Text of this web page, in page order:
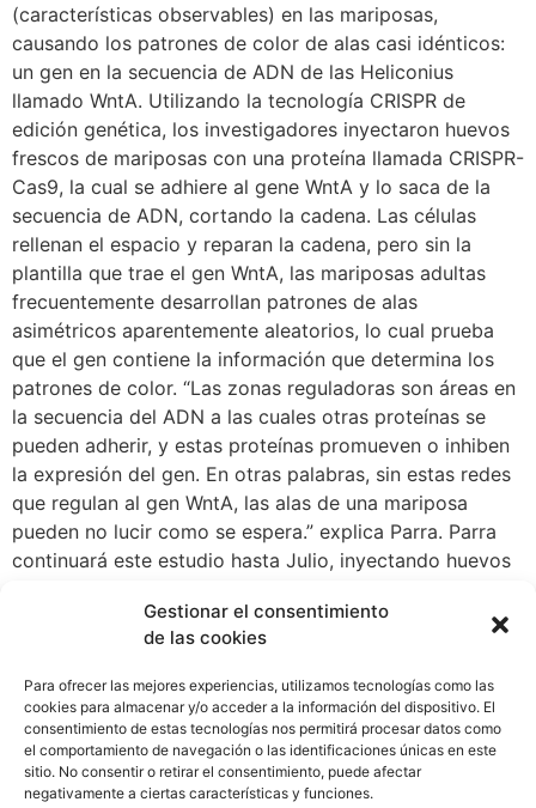
Gestionar el consentimiento
de las cookies
Para ofrecer las mejores experiencias, utilizamos tecnologías como las
cookies para almacenar y/o acceder a la información del dispositivo. El
consentimiento de estas tecnologías nos permitirá procesar datos como
el comportamiento de navegación o las identificaciones únicas en este
sitio. No consentir o retirar el consentimiento, puede afectar
negativamente a ciertas características y funciones.
(características observables) en las mariposas,
causando los patrones de color de alas casi idénticos:
un gen en la secuencia de ADN de las Heliconius
llamado WntA. Utilizando la tecnología CRISPR de
edición genética, los investigadores inyectaron huevos
frescos de mariposas con una proteína llamada CRISPR-
Cas9, la cual se adhiere al gene WntA y lo saca de la
secuencia de ADN, cortando la cadena. Las células
rellenan el espacio y reparan la cadena, pero sin la
plantilla que trae el gen WntA, las mariposas adultas
frecuentemente desarrollan patrones de alas
asimétricos aparentemente aleatorios, lo cual prueba
que el gen contiene la información que determina los
patrones de color. “Las zonas reguladoras son áreas en
la secuencia del ADN a las cuales otras proteínas se
pueden adherir, y estas proteínas promueven o inhiben
la expresión del gen. En otras palabras, sin estas redes
que regulan al gen WntA, las alas de una mariposa
pueden no lucir como se espera.” explica Parra. Parra
continuará este estudio hasta Julio, inyectando huevos
comprender cómo exactamente las regiones
reguladoras en el ADN de las mariposas trabajan sobre
este gen. “He trabajado con insectos desde el principio,
y me interesa cómo el mimetismo ha evolucionado en
las Lepidópteras (polillas y mariposas), y los fenómenos
que explican el mimetismo desde la genética,” Parra
declara. Debido a que las mariposas son organismos